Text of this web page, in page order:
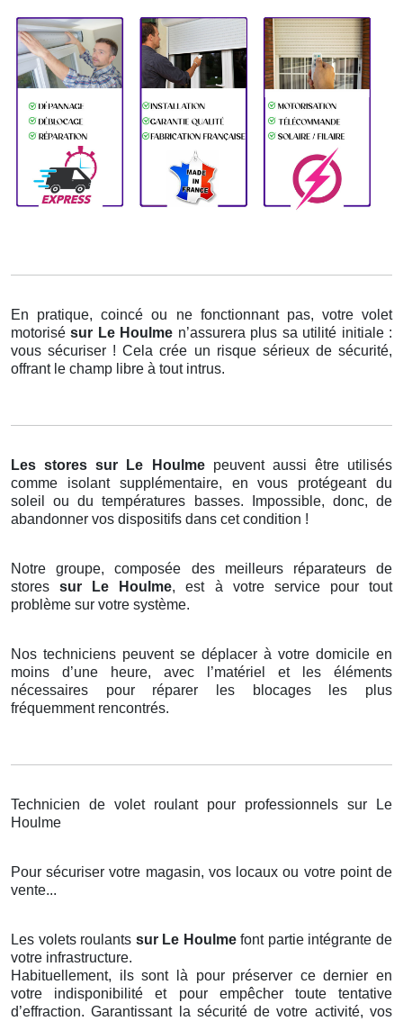
En pratique, coincé ou ne fonctionnant pas, votre volet
motorisésur Le Houlme n’assurera plus sa utilité initiale :
vous sécuriser ! Cela crée un risque sérieux de sécurité,
offrant le champ libre à tout intrus.
Les stores sur Le Houlme peuvent aussi être utilisés
comme isolant supplémentaire, en vous protégeant du
soleil ou du températures basses. Impossible, donc, de
abandonner vos dispositifs dans cet condition !
Notre groupe, composée des meilleurs réparateurs de
storessur Le Houlme, est à votre service pour tout
problème sur votre système.
Nos techniciens peuvent se déplacer à votre domicile en
moins d’une heure, avec l’matériel et les éléments
nécessaires pour réparer les blocages les plus
fréquemment rencontrés.
Technicien de volet roulant pour professionnels sur Le
Houlme
Pour sécuriser votre magasin, vos locaux ou votre point de
vente...
Les volets roulants sur Le Houlmefont partie intégrante de
votre infrastructure.
Habituellement, ils sont là pour préserver ce dernier en
votre indisponibilité et pour empêcher toute tentative
d’effraction. Garantissant la sécurité de votre activité, vos